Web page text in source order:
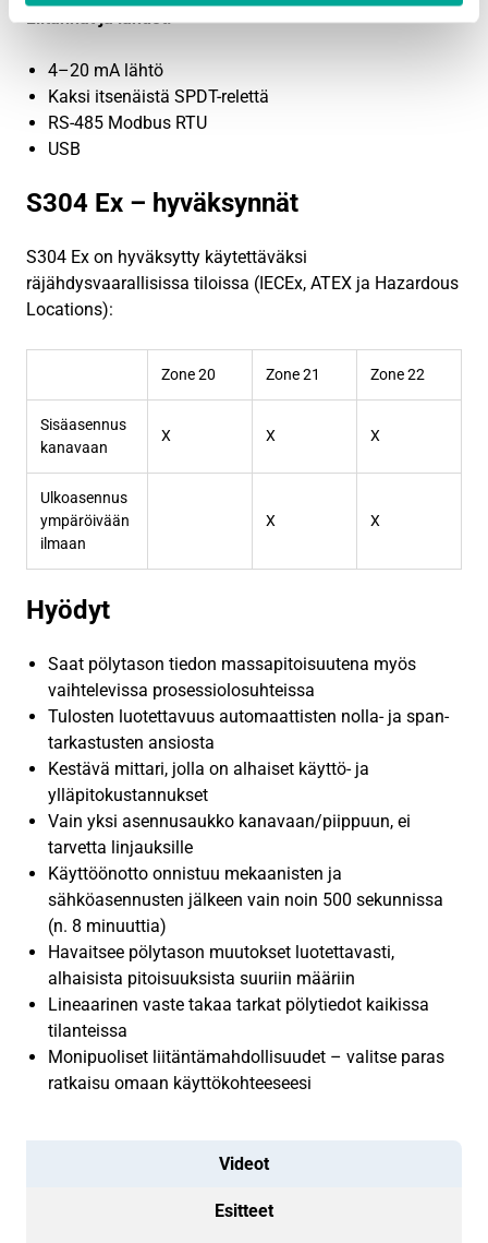
Liitännät ja lähdöt:
4–20 mA lähtö
Kaksi itsenäistä SPDT-relettä
RS-485 Modbus RTU
USB
S304 Ex – hyväksynnät
S304 Ex on hyväksytty käytettäväksi
räjähdysvaarallisissa tiloissa (IECEx, ATEX ja Hazardous
Locations):
Zone 20 Zone 21 Zone 22
Sisäasennus
kanavaan
X X X
Ulkoasennus
ympäröivään
ilmaan
X X
Hyödyt
Saat pölytason tiedon massapitoisuutena myös
vaihtelevissa prosessiolosuhteissa
Tulosten luotettavuus automaattisten nolla- ja span-
tarkastusten ansiosta
Kestävä mittari, jolla on alhaiset käyttö- ja
ylläpitokustannukset
Vain yksi asennusaukko kanavaan/piippuun, ei
tarvetta linjauksille
Käyttöönotto onnistuu mekaanisten ja
sähköasennusten jälkeen vain noin 500 sekunnissa
(n. 8 minuuttia)
Havaitsee pölytason muutokset luotettavasti,
alhaisista pitoisuuksista suuriin määriin
Lineaarinen vaste takaa tarkat pölytiedot kaikissa
tilanteissa
Monipuoliset liitäntämahdollisuudet – valitse paras
ratkaisu omaan käyttökohteeseesi
Videot
Esitteet